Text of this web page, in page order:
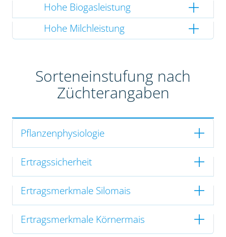
Hohe Biogasleistung
Hohe Milchleistung
Sorteneinstufung nach
Züchterangaben
Pflanzenphysiologie
Ertragssicherheit
Ertragsmerkmale Silomais
Ertragsmerkmale Körnermais